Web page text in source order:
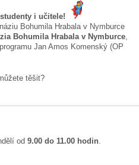
i učitele!
Bohumila Hrabala v Nymburce
Bohumila Hrabala v Nymburce
Jan Amos Komenský (OP
těšit?
od 9.00 do 11.00 hodin